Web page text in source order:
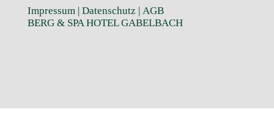
Impressum Datenschutz
AGB
BERG & SPA HOTEL GABELBACH